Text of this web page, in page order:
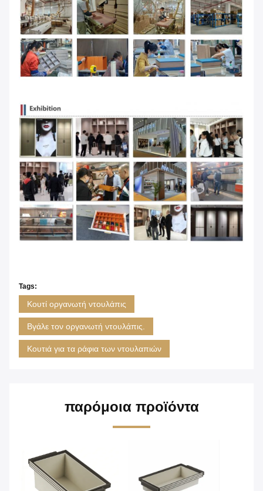
Tags:
Κουτί οργανωτή ντουλάπις
Βγάλε τον οργανωτή ντουλάπις.
Κουτιά για τα ράφια των ντουλαπιών
παρόμοια προϊόντα